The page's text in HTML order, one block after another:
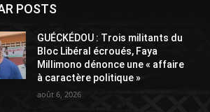
POSTS
GUÉCKÉDOU : Trois militants du
Bloc Libéral écroués, Faya
Millimono dénonce une « affaire
à caractère politique »
août 6, 2026